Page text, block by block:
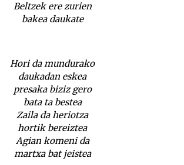
Beltzek ere zurien
bakea daukate
Hori da mundurako
daukadan eskea
presaka biziz gero
bata ta bestea
Zaila da heriotza
hortik bereiztea
Agian komeni da
martxa bat jeistea